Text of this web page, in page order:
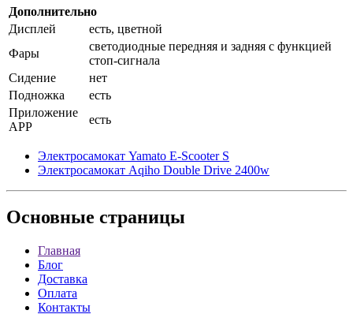
Дополнительно
Дисплей
есть, цветной
Фары
светодиодные передняя и задняя с функцией
стоп-сигнала
Сидение
нет
Подножка
есть
Приложение
APP
есть
Электросамокат Yamato E-Scooter S
Электросамокат Aqiho Double Drive 2400w
Основные страницы
Главная
Блог
Доставка
Оплата
Контакты